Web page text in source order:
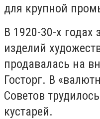
для крупной
В 1920-30-х годах
изделий
продавалась на
Госторг. В
Советов
кустарей.